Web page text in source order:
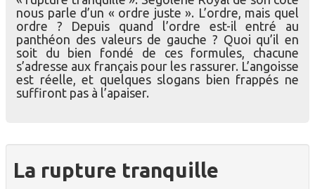
nous parle d’un « ordre juste ». L’ordre, mais quel
ordre ? Depuis quand l’ordre est-il entré au
panthéon des valeurs de gauche ? Quoi qu’il en
soit du bien fondé de ces formules, chacune
s’adresse aux français pour les rassurer. L’angoisse
est réelle, et quelques slogans bien frappés ne
suffiront pas à l’apaiser.
La rupture tranquille